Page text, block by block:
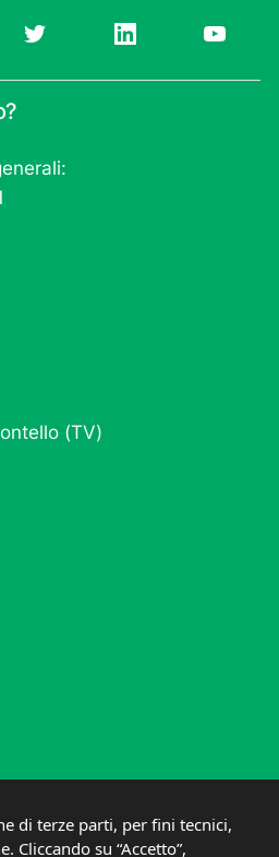
(TV)
di terze parti, per fini tecnici,
Cliccando su “Accetto”,